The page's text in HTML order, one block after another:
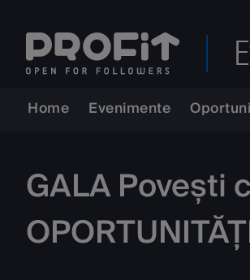
Home Evenimente
GALA Povești